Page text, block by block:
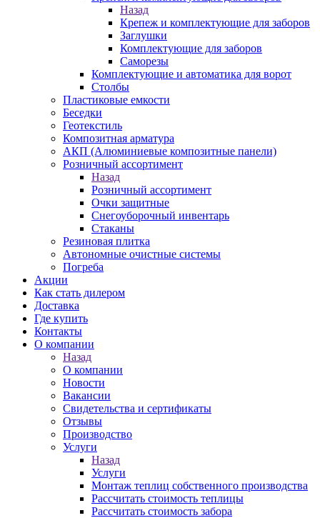
Назад
Крепеж и комплектующие для заборов
Заглушки
Комплектующие для заборов
Саморезы
Комплектующие и автоматика для ворот
Столбы
Пластиковые емкости
Беседки
Геотекстиль
Композитная арматура
АКП (Алюминиевые композитные панели)
Розничный ассортимент
Назад
Розничный ассортимент
Очки защитные
Снегоуборочный инвентарь
Стаканы
Резиновая плитка
Автономные очистные системы
Погреба
Акции
Как стать дилером
Доставка
Где купить
Контакты
О компании
Назад
О компании
Новости
Вакансии
Свидетельства и сертификаты
Отзывы
Производство
Услуги
Назад
Услуги
Монтаж теплиц собственного производства
Рассчитать стоимость теплицы
Рассчитать стоимость забора